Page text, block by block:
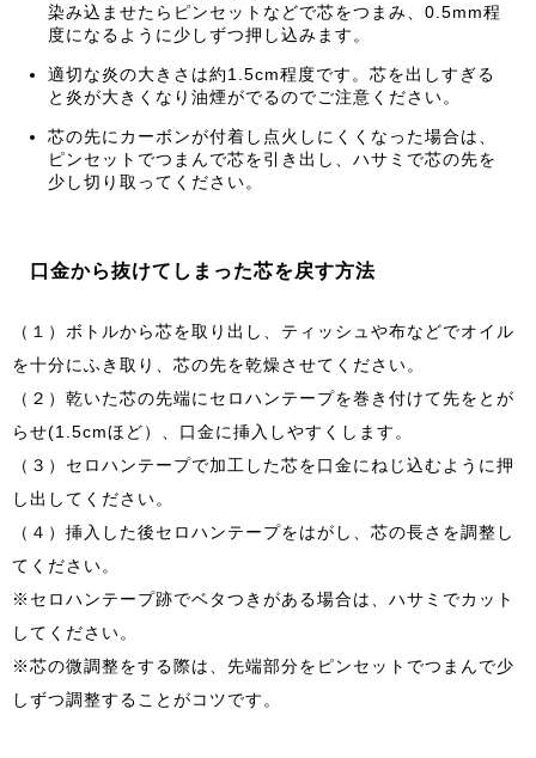
染み込ませたらピンセットなどで芯をつまみ、0.5mm程
度になるように少しずつ押し込みます。
適切な炎の大きさは約1.5cm程度です。芯を出しすぎる
と炎が大きくなり油煙がでるのでご注意ください。
芯の先にカーボンが付着し点火しにくくなった場合は、
ピンセットでつまんで芯を引き出し、ハサミで芯の先を
少し切り取ってください。
口金から抜けてしまった芯を戻す方法
（１）ボトルから芯を取り出し、ティッシュや布などでオイル
を十分にふき取り、芯の先を乾燥させてください。
（２）乾いた芯の先端にセロハンテープを巻き付けて先をとが
らせ(1.5cmほど）、口金に挿入しやすくします。
（３）セロハンテープで加工した芯を口金にねじ込むように押
し出してください。
（４）挿入した後セロハンテープをはがし、芯の長さを調整し
てください。
※セロハンテープ跡でベタつきがある場合は、ハサミでカット
してください。
※芯の微調整をする際は、先端部分をピンセットでつまんで少
しずつ調整することがコツです。